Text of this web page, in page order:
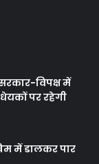
विपक्ष में
पर रहेगी
में डालकर पार